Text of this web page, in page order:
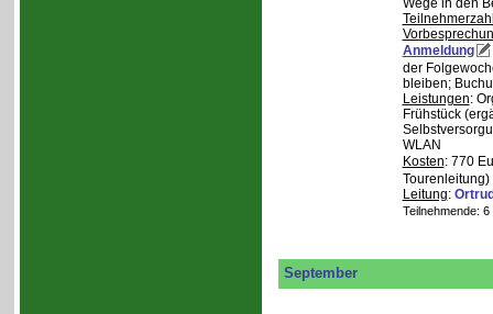
Wege in den
Anmeldung
der
bleiben;
Leistungen:
Frühstück
WLAN
Kosten: 770
Tourenleitung)
Leitung:
Teilnehmende:
September